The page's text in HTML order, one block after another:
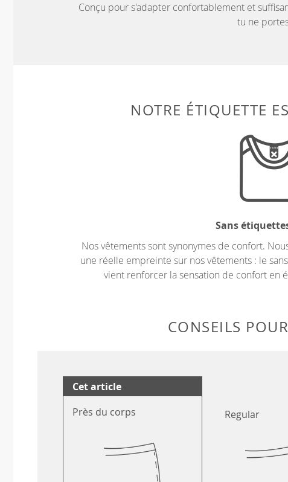
Conçu pour s'adapter confortablement et
tu ne
NOTRE ÉTIQUETTE
Sans
Nos vêtements sont synonymes de confort.
une réelle empreinte sur nos vêtements : le
vient renforcer la sensation de confort en
CONSEILS
Cet article
Près du corps
Regular